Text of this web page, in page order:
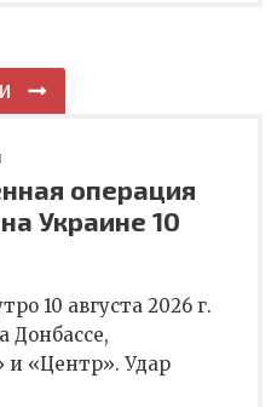
операция
Украине 10
10 августа 2026 г.
Донбассе,
и «Центр». Удар